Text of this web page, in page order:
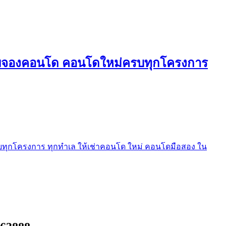
องคอนโด คอนโดใหม่ครบทุกโครงการ
โครงการ ทุกทำเล ให้เช่าคอนโด ใหม่ คอนโดมือสอง ใน